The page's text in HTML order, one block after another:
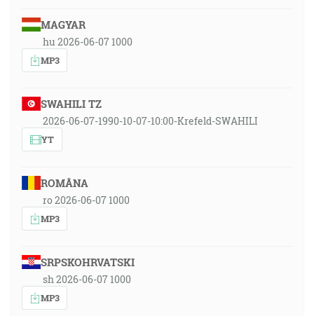
MAGYAR
hu 2026-06-07 1000
MP3
SWAHILI TZ
2026-06-07-1990-10-07-10:00-Krefeld-SWAHILI
YT
ROMÂNA
ro 2026-06-07 1000
MP3
SRPSKOHRVATSKI
sh 2026-06-07 1000
MP3